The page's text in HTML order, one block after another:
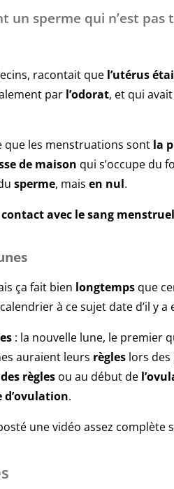
un sperme qui n’est
racontait que l’utérus
par l’odorat, et qui
que les menstruations sont la
de maison qui s’occupe du
sperme, mais en nul.
contact avec le sang menstruel
ça fait bien longtemps que
à ce sujet date d’il y a
: la nouvelle lune, le premier
auraient leurs règles lors des
règles ou au début de
d’ovulation.
une vidéo assez complète